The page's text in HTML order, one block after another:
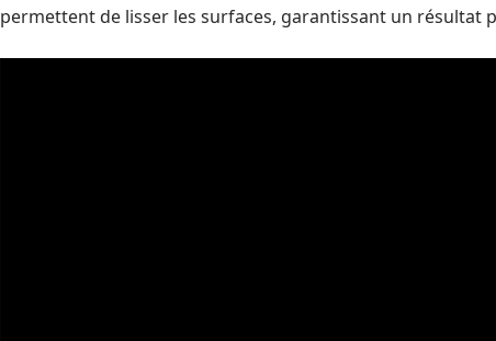
permettent de lisser les surfaces, garantissant un résultat